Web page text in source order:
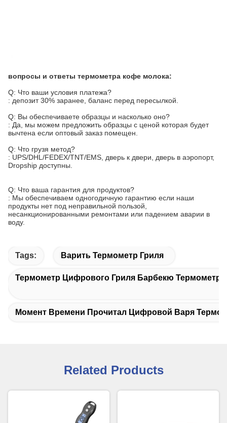
вопросы и ответы термометра кофе молока:
Q: Что ваши условия платежа?
: депозит 30% заранее, баланс перед пересылкой.
Q: Вы обеспечиваете образцы и насколько оно?
: Да, мы можем предложить образцы с ценой которая будет
вычтена если оптовый заказ помещен.
Q: Что грузя метод?
: UPS/DHL/FEDEX/TNT/EMS, дверь к двери, дверь в аэропорт,
Dropship доступны.
Q: Что ваша гарантия для продуктов?
: Мы обеспечиваем одногодичную гарантию если наши
продукты нет под неправильной пользой,
несанкционированными ремонтами или падением аварии в
воду.
Tags: Варить Термометр Гриля
Термометр Цифрового Гриля Барбекю
Момент Времени Прочитал Цифровой Варя
Related Products